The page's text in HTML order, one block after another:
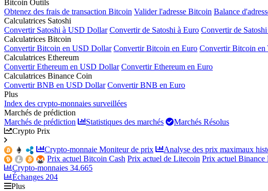
Bitcoin Outils
Obtenez des frais de transaction Bitcoin Valider l'adresse Bitcoin Balance
Calculatrices Satoshi
Convertir Satoshi à USD Dollar Convertir de Satoshi à Euro Convertir de
Calculatrices Bitcoin
Convertir Bitcoin en USD Dollar Convertir Bitcoin en Euro Convertir Bitcoin en
Calculatrices Ethereum
Convertir Ethereum en USD Dollar Convertir Ethereum en Euro
Calculatrices Binance Coin
Convertir BNB en USD Dollar Convertir BNB en Euro
Plus
Index des crypto-monnaies surveillées
Marchés de prédiction
Marchés de prédiction
Statistiques des marchés
Marchés Résolus
Crypto Prix
Crypto-monnaie Moniteur de prix Analyse des prix maximaux
Prix actuel Bitcoin Cash Prix actuel de Litecoin Prix actuel Binance
Crypto-monnaies 34.665
Échanges 204
Plus